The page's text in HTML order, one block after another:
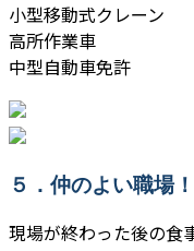
小型移動式クレーン
高所作業車
中型自動車免許
５．仲のよい職場
現場が終わった後の食